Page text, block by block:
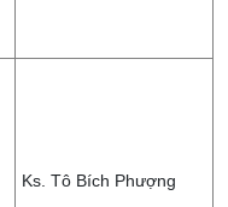
Ks. Tô Bích Phượng